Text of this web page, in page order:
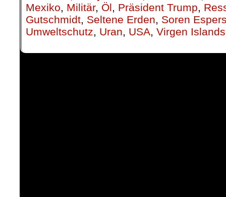
Mexiko, Militär, Öl, Präsident Trump,
Gutschmidt, Seltene Erden, Soren
Umweltschutz, Uran, USA, Virgen Islands